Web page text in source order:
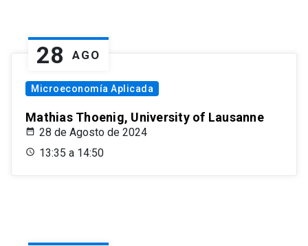
28 AGO
Microeconomía Aplicada
Mathias Thoenig, University of Lausanne
28 de Agosto de 2024
13:35 a 14:50